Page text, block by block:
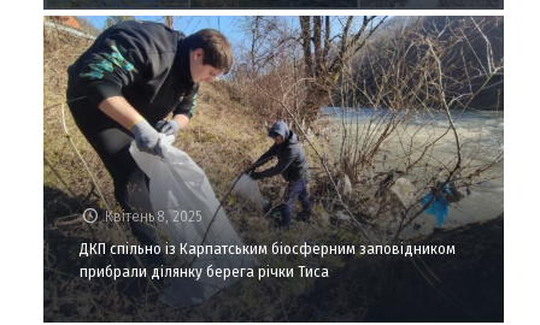
Квітень 8, 2025
ДКП спільно із Карпатським біосферним заповідником
прибрали ділянку берега річки Тиса